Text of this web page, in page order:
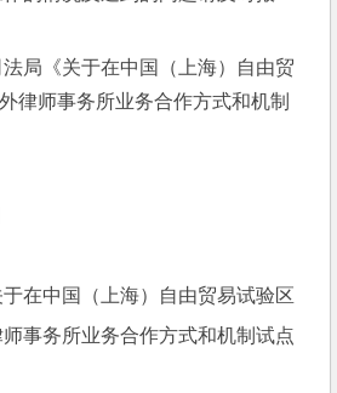
律师事务所业务合作方式和机制
于在中国（上海）自由贸易试验区